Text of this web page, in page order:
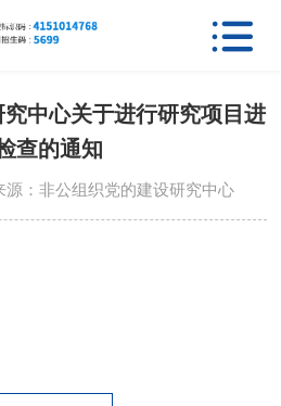

中心关于进行研究项目进
查的通知
源：非公组织党的建设研究中心